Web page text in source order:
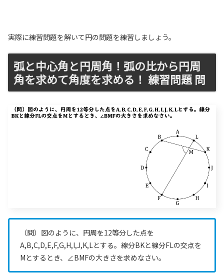
実際に練習問題を解いて円の問題を練習しましょう。
弧と中心角と円周角！弧の比から円周
角を求めて角度を求める！ 練習問題 問
（問）図のように、円周を12等分した点を
A,B,C,D,E,F,G,H,I,J,K,Lとする。線分BKと線分FLの交点を
Mとするとき、∠BMFの大きさを求めなさい。